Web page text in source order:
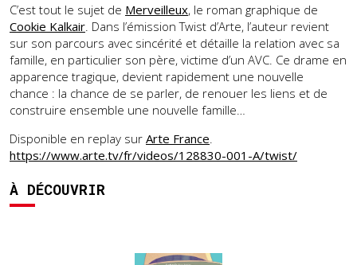
C’est tout le sujet de Merveilleux, le roman graphique de
Cookie Kalkair . Dans l’émission Twist d’Arte, l’auteur revient
sur son parcours avec sincérité et détaille la relation avec sa
famille, en particulier son père, victime d’un AVC. Ce drame en
apparence tragique, devient rapidement une nouvelle
chance : la chance de se parler, de renouer les liens et de
construire ensemble une nouvelle famille…
Disponible en replay sur Arte France
https://www.arte.tv/fr/videos/128830-001-A/twist/
À DÉCOUVRIR